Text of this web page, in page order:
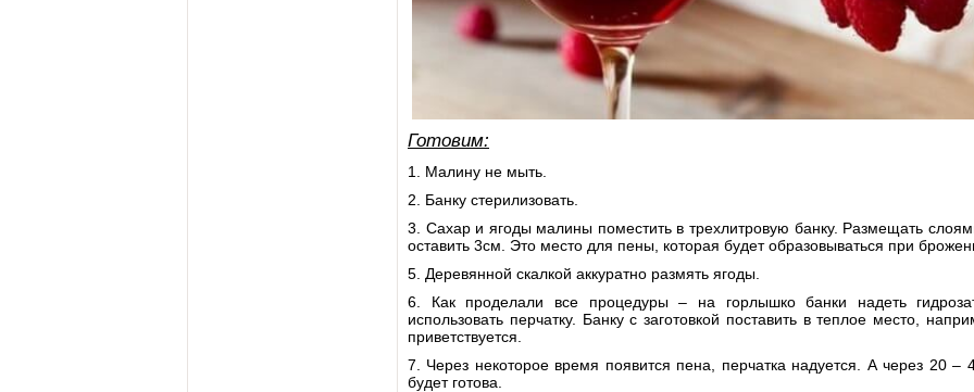
Готовим:
1. Малину не мыть.
2. Банку стерилизовать.
3. Сахар и ягоды малины поместить в трехлитровую банку. Размещать
оставить 3см. Это место для пены, которая будет образовываться при
5. Деревянной скалкой аккуратно размять ягоды.
6. Как проделали все процедуры – на горлышко банки надеть
использовать перчатку. Банку с заготовкой поставить в теплое место,
приветствуется.
7. Через некоторое время появится пена, перчатка надуется. А через 20 –
будет готова.